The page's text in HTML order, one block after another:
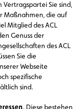
Vertragspartei Sie sind,
Maßnahmen, die auf
Mitglied des ACL
Genuss der
des ACL
Sie die
Webseite
spezifische
sind.
. Diese bestehen